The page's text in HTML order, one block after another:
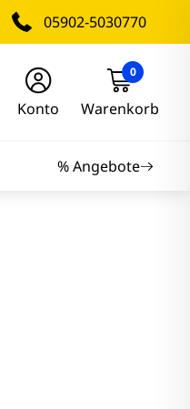
05902-5030770
Konto
0
Warenkorb
% Angebote